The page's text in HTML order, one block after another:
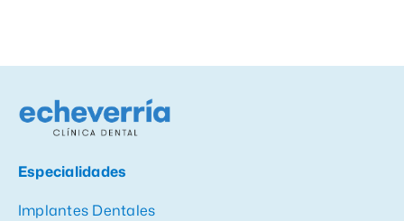
Especialidades
Implantes Dentales